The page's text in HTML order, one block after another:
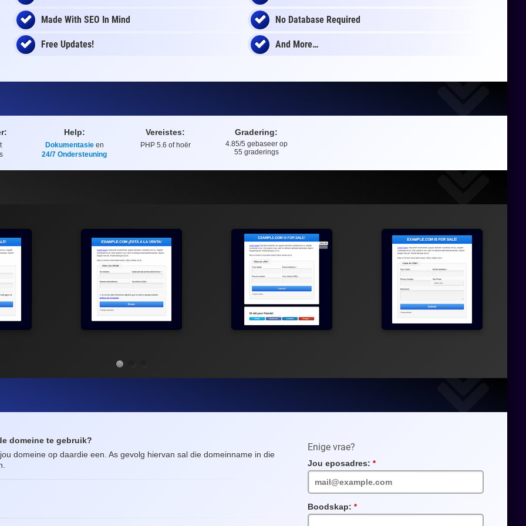
Made With SEO In Mind No Database Required
Free Updates! And More…
Help:
Dokumentasieen
24/7 Ondersteuning
Vereistes:
PHP 5.6 of hoër
Gradering:
Gradering
4.85/5 gebaseer op
55 graderings
domeine te gebruik?
domeine op daardie een. As gevolg hiervan sal die domeinname in die
Enige vrae?
Jou eposadres:
veld
Boodskap:
veld